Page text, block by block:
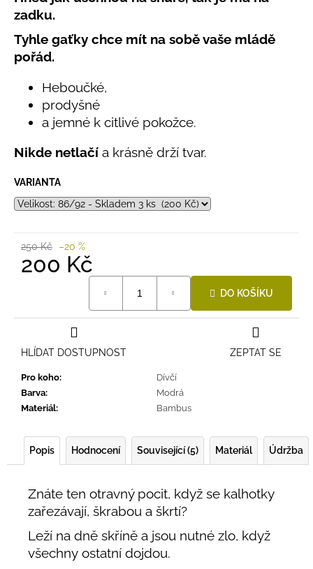
produktu
je
0,0
z
5
zadku.
Tyhle gaťky chce mít na sobě vaše mládě
pořád.
Heboučké,
prodyšné
a jemné k citlivé pokožce.
Nikde netlačí a krásně drží tvar.
VARIANTA
250 Kč –20 %
200 Kč
DO KOŠÍKU
Pro koho:
Dívčí
Barva:
Modrá
Materiál: Bambus
ZEPTAT SE
HLÍDAT DOSTUPNOST
Popis Hodnocení Související (5) Materiál Údržba
Znáte ten otravný pocit, když se kalhotky
zařezávají, škrabou a škrtí?
Leží na dně skříně a jsou nutné zlo, když
všechny ostatní dojdou.
u
j
e
m
BAMBUSOVÉ
PRUHY
435
Kč